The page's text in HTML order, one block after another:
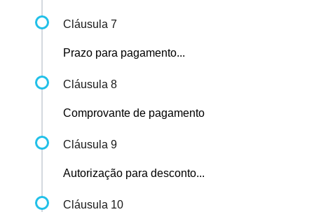
Cláusula 7
Prazo para pagamento...
Cláusula 8
Comprovante de pagamento
Cláusula 9
Autorização para desconto...
Cláusula 10